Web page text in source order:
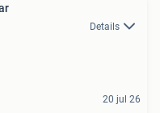
Details
20 jul 26